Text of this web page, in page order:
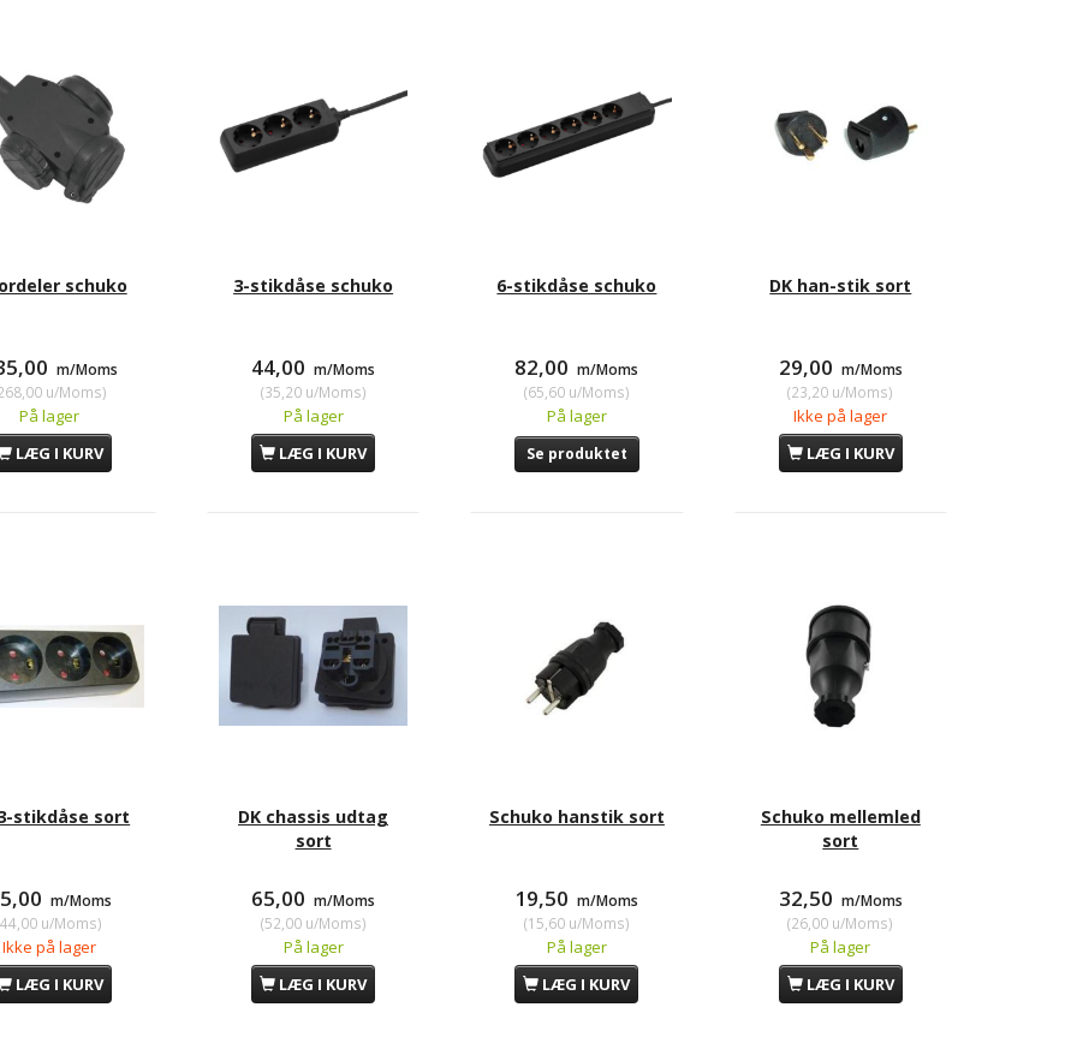
schuko
m/Moms
u/Moms)
På lager
LÆG I KURV
3-stikdåse schuko
44,00 m/Moms
(35,20u/Moms)
På lager
LÆG I KURV
6-stikdåse schuko
82,00 m/Moms
(65,60u/Moms)
På lager
Se produktet
DK han-stik sort
29,00 m/Moms
(23,20 u/Moms)
Ikke på lager
LÆG I KURV
stikdåse sort
m/Moms
44,00 u/Moms)
Ikke på lager
LÆG I KURV
DK chassis udtag
sort
65,00 m/Moms
(52,00u/Moms)
På lager
LÆG I KURV
Schuko hanstik sort
19,50 m/Moms
(15,60u/Moms)
På lager
LÆG I KURV
Schuko mellemled
sort
32,50 m/Moms
(26,00 u/Moms)
På lager
LÆG I KURV